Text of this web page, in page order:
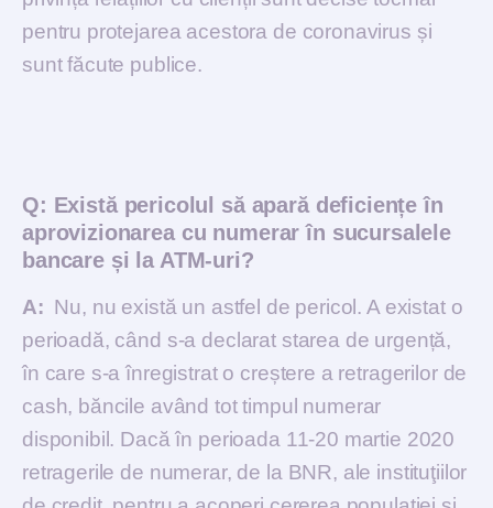
pentru protejarea acestora de coronavirus și
sunt făcute publice.
Q: Există pericolul să apară deficiențe în
aprovizionarea cu numerar în sucursalele
bancare și la ATM-uri?
A: Nu, nu există un astfel de pericol. A existat o
perioadă, când s-a declarat starea de urgență,
în care s-a înregistrat o creștere a retragerilor de
cash, băncile având tot timpul numerar
disponibil. Dacă în perioada 11-20 martie 2020
retragerile de numerar, de la BNR, ale instituţiilor